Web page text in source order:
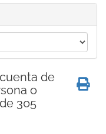
de
o
305